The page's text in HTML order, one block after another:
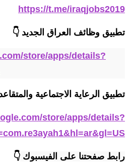
https://t.me/iraqjobs2019
تطبيق وظائف العراق الجديد 👇
store/apps/details?
تطبيق الرعاية الاجتماعية
store/apps/details?
رابط صفحتنا على الفيسبوك 👇